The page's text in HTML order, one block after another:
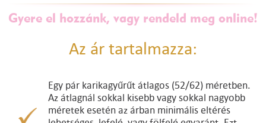
Gyere el hozzánk, vagy rendeld meg online!
Az ár tartalmazza:
Egy pár karikagyűrűt átlagos (52/62) méretben.
Az átlagnál sokkal kisebb vagy sokkal nagyobb
méretek esetén az árban minimális eltérés